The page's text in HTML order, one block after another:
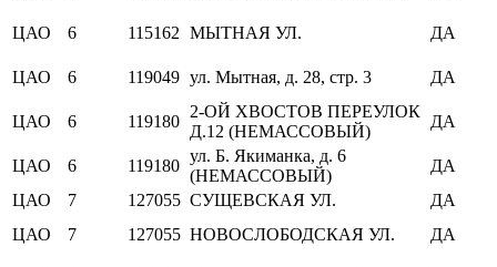
ЦАО 6 115162 МЫТНАЯ УЛ. ДА
ЦАО 6 119049 ул. Мытная, д. 28, стр. 3 ДА
ЦАО 6 119180
2-ОЙ ХВОСТОВ ПЕРЕУЛОК
Д.12 (НЕМАССОВЫЙ)
ДА
ЦАО 6 119180
ул. Б. Якиманка, д. 6
(НЕМАССОВЫЙ)
ДА
ЦАО
7 127055 СУЩЕВСКАЯ УЛ.
ДА
ЦАО
7 127055 НОВОСЛОБОДСКАЯ УЛ. ДА